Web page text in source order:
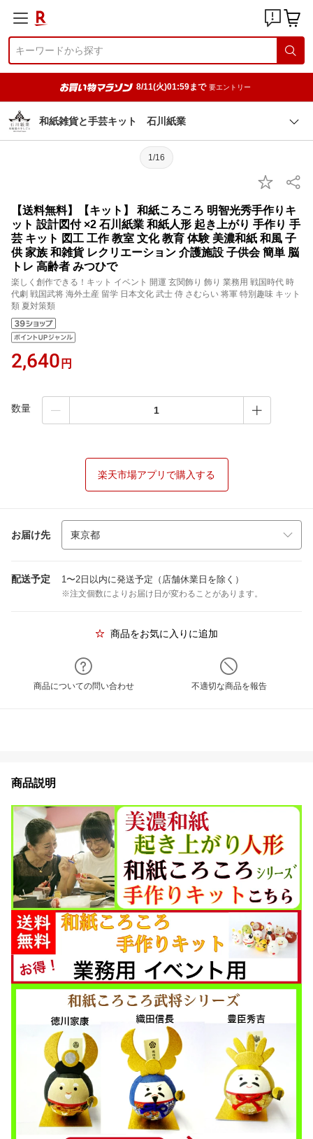
8/11(火)01:59まで 要エントリー
和紙雑貨と手芸キット 石川紙業
1/16
【送料無料】【キット】 和紙ころころ 明智光秀手作りキ
ット 設計図付 ×2 石川紙業 和紙人形 起き上がり 手作り 手
芸 キット 図工 工作 教室 文化 教育 体験 美濃和紙 和風 子
供 家族 和雑貨 レクリエーション 介護施設 子供会 簡単 脳
トレ 高齢者 みつひで
楽しく創作できる！キット イベント 開運 玄関飾り 飾り 業務用 戦国時代 時
代劇 戦国武将 海外土産 留学 日本文化 武士 侍 さむらい 将軍 特別趣味 キット
類 夏対策類
2,640 円
数量
楽天市場アプリで購入する
お届け先
配送予定 1〜2日以内に発送予定（店舗休業日を除く）
※注文個数によりお届け日が変わることがあります。
商品をお気に入りに追加
商品についての問い合わせ 不適切な商品を報告
商品説明